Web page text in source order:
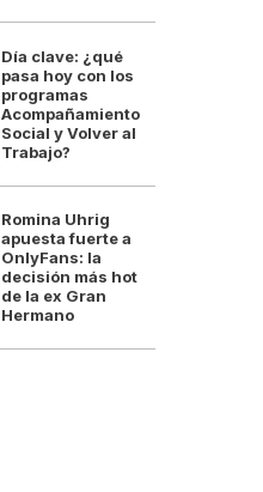
Día clave: ¿qué
pasa hoy con los
programas
Acompañamiento
Social y Volver al
Trabajo?
Romina Uhrig
apuesta fuerte a
OnlyFans: la
decisión más hot
de la ex Gran
Hermano